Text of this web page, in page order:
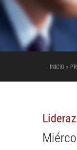
INICIO >